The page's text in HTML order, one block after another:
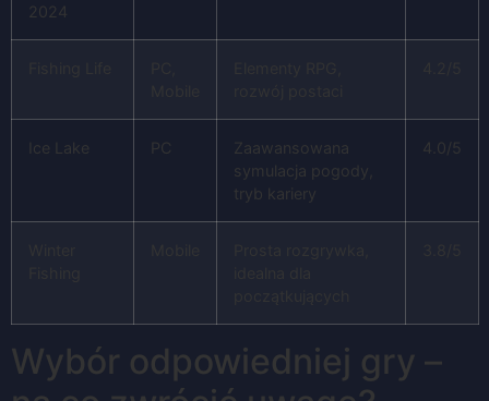
2024
Ice Lake PC
Zaawansowana
symulacja pogody,
tryb kariery
4.0/5
Wybór odpowiedniej gry –